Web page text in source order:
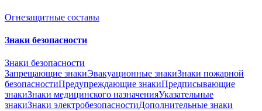
Огнезащитные составы
Знаки безопасности
Знаки безопасности
Запрещающие знакиЭвакуационные знакиЗнаки пожарной
безопасностиПредупреждающие знакиПредписывающие
знакиЗнаки медицинского назначенияУказательные
знакиЗнаки электробезопасностиДополнительные знаки